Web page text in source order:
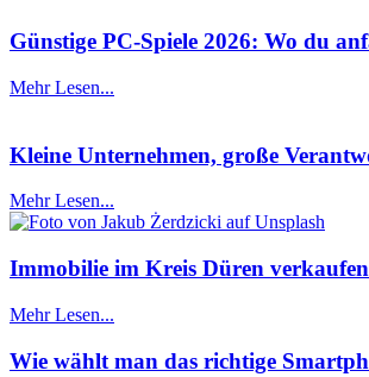
Günstige PC-Spiele 2026: Wo du
Mehr Lesen...
Kleine Unternehmen, große
Mehr Lesen...
Immobilie im Kreis Düren
Mehr Lesen...
Wie wählt man das richtige